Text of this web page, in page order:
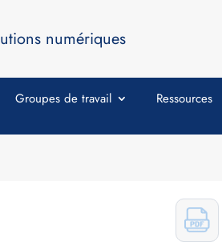
numériques
Groupes de travail
Ressources